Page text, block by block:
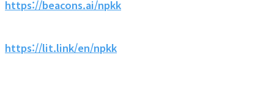
https://beacons.ai/npkk
https://lit.link/en/npkk